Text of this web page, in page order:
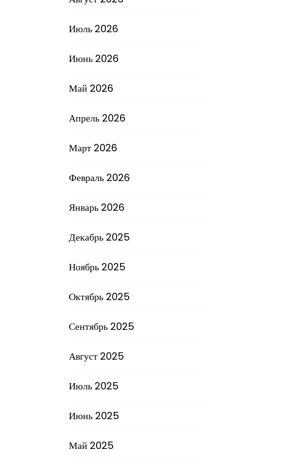
Июль 2026
Июнь 2026
Май 2026
Апрель 2026
Март 2026
Февраль 2026
Январь 2026
Декабрь 2025
Ноябрь 2025
Октябрь 2025
Сентябрь 2025
Август 2025
Июль 2025
Июнь 2025
Май 2025